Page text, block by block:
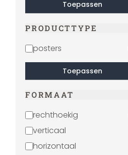
Toepassen
PRODUCTTYPE
posters
Toepassen
FORMAAT
rechthoekig
verticaal
horizontaal